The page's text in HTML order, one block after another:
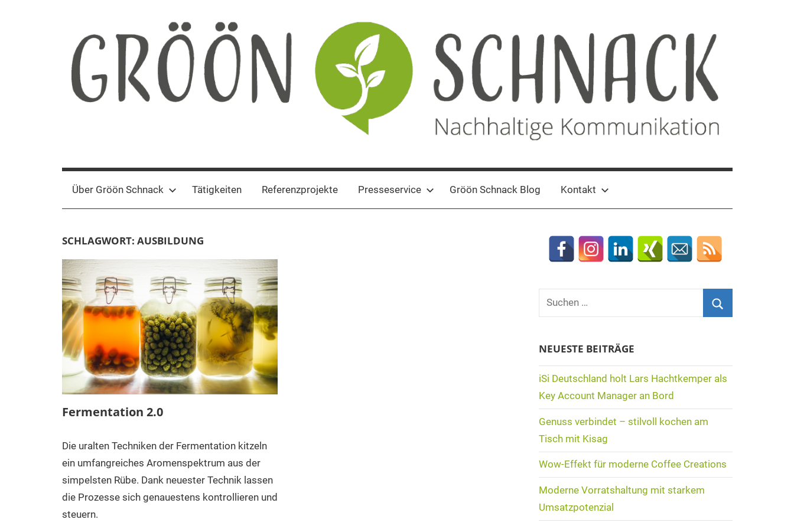
Gröön
Schnack
Kommunikation
Über Gröön Schnack Tätigkeiten Referenzprojekte Presseservice Gröön Schnack Blog Kontakt
SCHLAGWORT: AUSBILDUNG
Fermentation 2.0
Die uralten Techniken der Fermentation kitzeln
ein umfangreiches Aromenspektrum aus der
simpelsten Rübe. Dank neuester Technik lassen
die Prozesse sich genauestens kontrollieren und
steuern.
Suchen
NEUESTE BEITRÄGE
iSi Deutschland holt Lars Hachtkemper als
Key Account Manager an Bord
Genuss verbindet – stilvoll kochen am
Tisch mit Kisag
Wow-Effekt für moderne Coffee Creations
Moderne Vorratshaltung mit starkem
Umsatzpotenzial